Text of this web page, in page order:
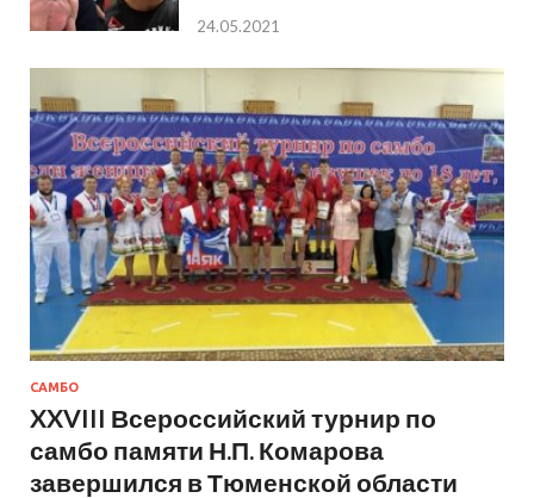
24.05.2021
САМБО
XXVIII Всероссийский турнир по
самбо памяти Н.П. Комарова
завершился в Тюменской области